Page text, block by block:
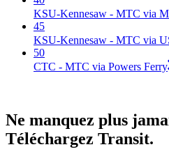
KSU-Kennesaw - MTC via
45
KSU-Kennesaw - MTC via
50
CTC - MTC via Powers Ferry
Ne manquez plus
Téléchargez Transit.